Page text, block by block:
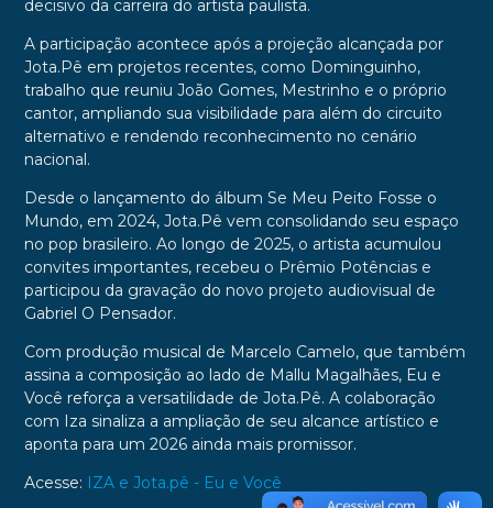
decisivo da carreira do artista paulista.
A participação acontece após a projeção alcançada por
Jota.Pê em projetos recentes, como Dominguinho,
trabalho que reuniu João Gomes, Mestrinho e o próprio
cantor, ampliando sua visibilidade para além do circuito
alternativo e rendendo reconhecimento no cenário
nacional.
Desde o lançamento do álbum Se Meu Peito Fosse o
Mundo, em 2024, Jota.Pê vem consolidando seu espaço
no pop brasileiro. Ao longo de 2025, o artista acumulou
convites importantes, recebeu o Prêmio Potências e
participou da gravação do novo projeto audiovisual de
Gabriel O Pensador.
Com produção musical de Marcelo Camelo, que também
assina a composição ao lado de Mallu Magalhães, Eu e
Você reforça a versatilidade de Jota.Pê. A colaboração
com Iza sinaliza a ampliação de seu alcance artístico e
aponta para um 2026 ainda mais promissor.
Acesse:
IZA e Jota.pê - Eu e Você